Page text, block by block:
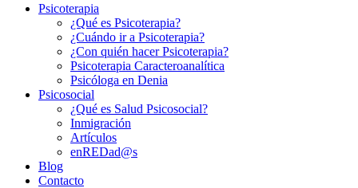
Psicoterapia
¿Qué es Psicoterapia?
¿Cuándo ir a Psicoterapia?
¿Con quién hacer Psicoterapia?
Psicoterapia Caracteroanalítica
Psicóloga en Denia
Psicosocial
¿Qué es Salud Psicosocial?
Inmigración
Artículos
enREDad@s
Blog
Contacto